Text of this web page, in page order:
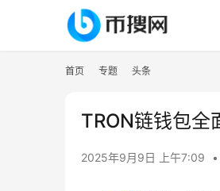
首页 专题 头条
TRON链钱包全
2025年9月9日 上午7:09 •